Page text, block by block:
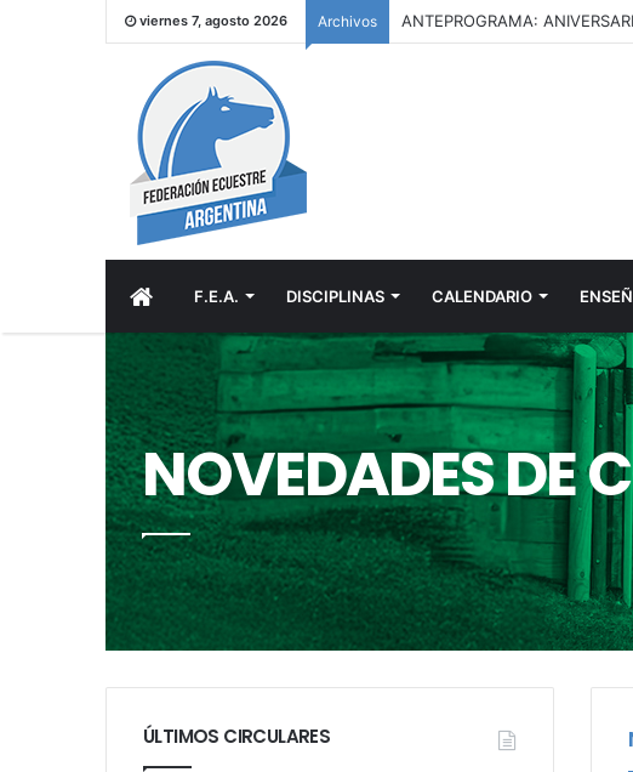
viernes 7, agosto 2026 Archivos
INICIOF.E.A. DISCIPLINAS CALENDARIO
NOVEDADES DE
ÚLTIMOS CIRCULARES